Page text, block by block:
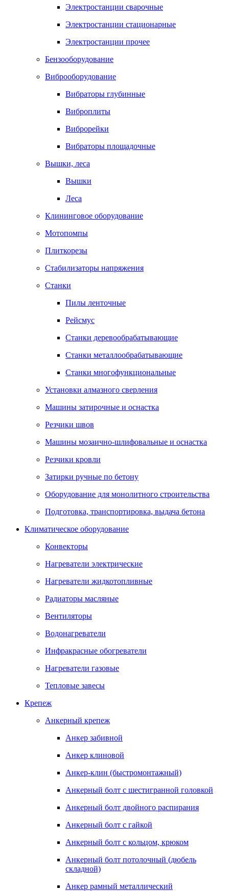
Электростанции сварочные
Электростанции стационарные
Электростанции прочее
Бензооборудование
Виброоборудование
Вибраторы глубинные
Виброплиты
Виброрейки
Вибраторы площадочные
Вышки, леса
Вышки
Леса
Клининговое оборудование
Мотопомпы
Плиткорезы
Стабилизаторы напряжения
Станки
Пилы ленточные
Рейсмус
Станки деревообрабатывающие
Станки металлообрабатывающие
Станки многофункциональные
Установки алмазного сверления
Машины затирочные и оснастка
Резчики швов
Машины мозаично-шлифовальные и оснастка
Резчики кровли
Затирки ручные по бетону
Оборудование для монолитного строительства
Подготовка, транспортировка, выдача бетона
Климатическое оборудование
Конвекторы
Нагреватели электрические
Нагреватели жидкотопливные
Радиаторы масляные
Вентиляторы
Водонагреватели
Инфракрасные обогреватели
Нагреватели газовые
Тепловые завесы
Крепеж
Анкерный крепеж
Анкер забивной
Анкер клиновой
Анкер-клин (быстромонтажный)
Анкерный болт с шестигранной головкой
Анкерный болт двойного распирания
Анкерный болт с гайкой
Анкерный болт с кольцом, крюком
Анкерный болт потолочный (дюбель
складной)
Анкер рамный металлический